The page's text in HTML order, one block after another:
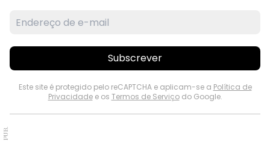
Subscrever
Este site é protegido pelo reCAPTCHA e aplicam-se a Política de
Privacidadee os Termos de Serviçodo Google.
PUB.